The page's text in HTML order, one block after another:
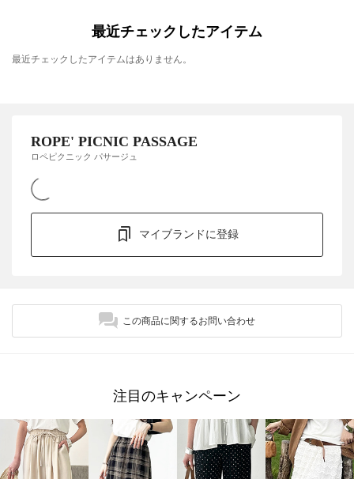
最近チェックしたアイテム
最近チェックしたアイテムはありません。
ROPE' PICNIC PASSAGE
ロペピクニック パサージュ
マイブランドに登録
この商品に関するお問い合わせ
注目のキャンペーン